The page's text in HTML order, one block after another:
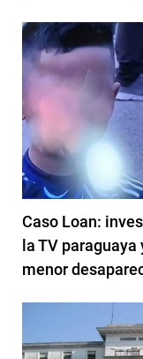
Caso Loan:
la TV
menor